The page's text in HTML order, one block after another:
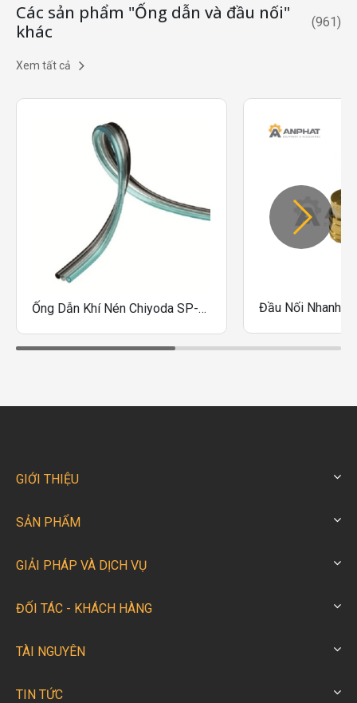
Các sản phẩm "Ống dẫn và đầu nối"
khác
(961)
Xem tất cả
Ống Dẫn Khí Nén Chiyoda SP-4, SP-6
GIỚI THIỆU
SẢN PHẨM
GIẢI PHÁP VÀ DỊCH VỤ
ĐỐI TÁC - KHÁCH HÀNG
TÀI NGUYÊN
TIN TỨC